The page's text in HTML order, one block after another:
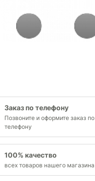
Заказ по телефону
Позвоните и оформите заказ по
телефону
100% качество
всех товаров нашего магазина